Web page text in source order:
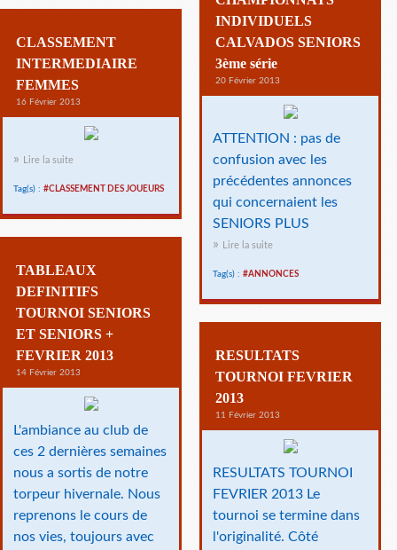
INDIVIDUELS
CALVADOS SENIORS
3ème série
20 Février 2013
ATTENTION : pas de
confusion avec les
précédentes annonces
qui concernaient les
SENIORS PLUS
Lire la suite
Tag(s) : #ANNONCES
CLASSEMENT
INTERMEDIAIRE
FEMMES
16 Février 2013
Lire la suite
Tag(s) : #CLASSEMENT DES JOUEURS
TABLEAUX
DEFINITIFS
TOURNOI SENIORS
ET SENIORS +
FEVRIER 2013
14 Février 2013
L'ambiance au club de
ces 2 dernières semaines
nous a sortis de notre
torpeur hivernale. Nous
reprenons le cours de
nos vies, toujours avec
RESULTATS
TOURNOI FEVRIER
2013
11 Février 2013
RESULTATS TOURNOI
FEVRIER 2013 Le
tournoi se termine dans
l'originalité. Côté